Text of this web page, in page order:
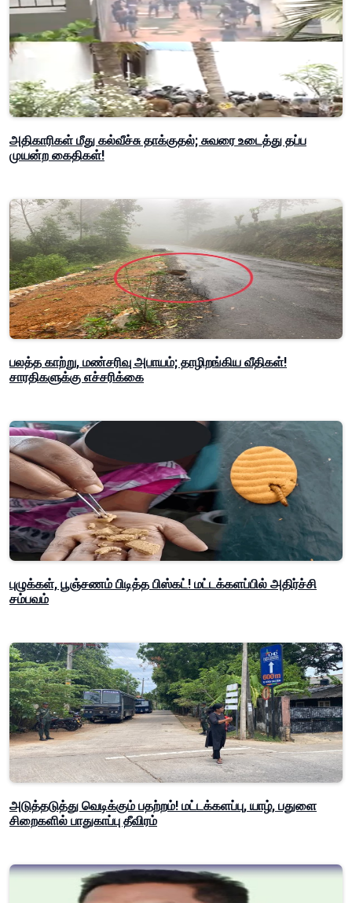
அதிகாரிகள் மீது கல்வீச்சு தாக்குதல்; சுவரை உடைத்து தப்ப
முயன்ற கைதிகள்!
பலத்த காற்று, மண்சரிவு அபாயம்; தாழிறங்கிய வீதிகள்!
சாரதிகளுக்கு எச்சரிக்கை
புழுக்கள், பூஞ்சணம் பிடித்த பிஸ்கட்! மட்டக்களப்பில் அதிர்ச்சி
சம்பவம்
அடுத்தடுத்து வெடிக்கும் பதற்றம்! மட்டக்களப்பு, யாழ், பதுளை
சிறைகளில் பாதுகாப்பு தீவிரம்